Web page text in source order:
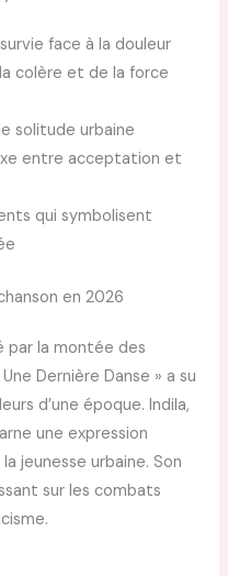
face à la douleur
colère et de la force
solitude urbaine
entre acceptation et
qui symbolisent
en 2026
par la montée des
Dernière Danse » a su
d’une époque. Indila,
une expression
jeunesse urbaine. Son
sur les combats